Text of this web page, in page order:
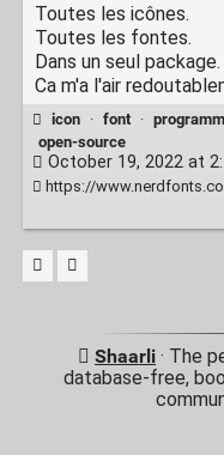
Toutes les icônes.
Toutes les fontes.
Dans un seul package.
Ca m'a l'air
icon · font ·
open-source
October 19, 2022 at
https://
Shaarli· The
database-free,